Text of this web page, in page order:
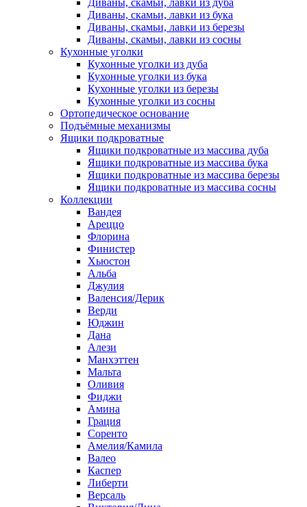
Диваны, скамьи, лавки из дуба
Диваны, скамьи, лавки из бука
Диваны, скамьи, лавки из березы
Диваны, скамьи, лавки из сосны
Кухонные уголки
Кухонные уголки из дуба
Кухонные уголки из бука
Кухонные уголки из березы
Кухонные уголки из сосны
Ортопедическое основание
Подъёмные механизмы
Ящики подкроватные
Ящики подкроватные из массива дуба
Ящики подкроватные из массива бука
Ящики подкроватные из массива березы
Ящики подкроватные из массива сосны
Коллекции
Вандея
Ареццо
Флорина
Финистер
Хьюстон
Альба
Джулия
Валенсия/Дерик
Верди
Юджин
Дана
Алези
Манхэттен
Мальта
Оливия
Фиджи
Амина
Грация
Соренто
Амелия/Камила
Валео
Каспер
Либерти
Версаль